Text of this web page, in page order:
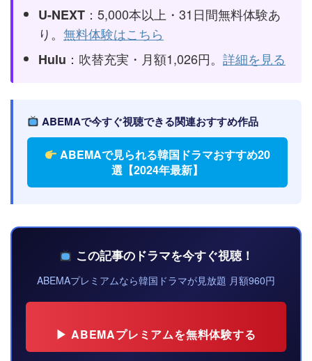
U-NEXT ：5,000本以上・31日間無料体験あ
り。 無料体験はこちら
Hulu ：吹替充実・月額1,026円。 詳細を見る
ABEMAで今すぐ視聴できる関連おすすめ作品
ABEMAで見られる韓国ドラマおすすめ20
選【2024年最新】
この記事のドラマを今すぐ視聴！
ABEMAプレミアムなら韓国ドラマが見放題 月額960円
▶ ABEMAプレミアムを無料体験する